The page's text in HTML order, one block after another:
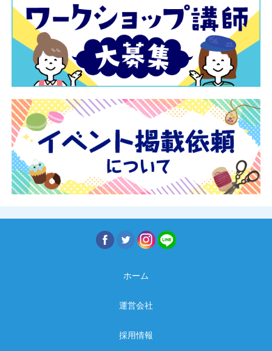
ホーム
運営会社
採用情報